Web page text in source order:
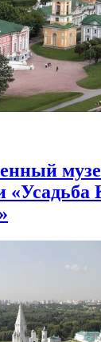
«Усадьба